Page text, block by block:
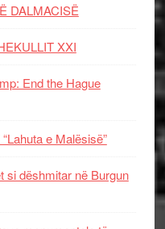
DALMACISË
XXI
End the Hague
e Malësisë”
si dëshmitar në Burgun